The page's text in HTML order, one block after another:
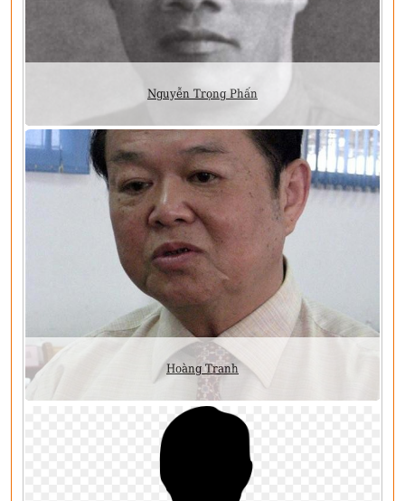
Nguyễn Trọng Phấn
Hoàng Tranh